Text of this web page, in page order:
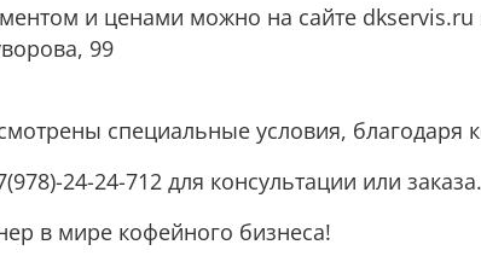
и ценами можно на сайте
99
специальные условия, благодаря
24-24-712 для консультации или заказа.
в мире кофейного бизнеса!